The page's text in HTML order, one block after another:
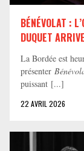
BÉNÉVOLAT :
DUQUET
La Bordée est
présenter
puissant [...]
22 AVRIL 2026